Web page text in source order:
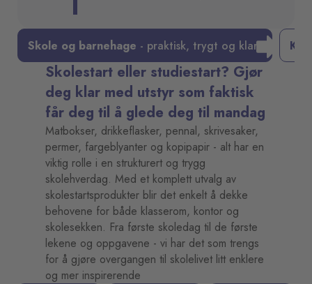
Skole og barnehage - praktisk, trygt og klart
Skolestart eller studiestart? Gjør
deg klar med utstyr som faktisk
får deg til å glede deg til mandag
Matbokser, drikkeflasker, pennal, skrivesaker,
permer, fargeblyanter og kopipapir - alt har en
viktig rolle i en strukturert og trygg
skolehverdag. Med et komplett utvalg av
skolestartsprodukter blir det enkelt å dekke
behovene for både klasserom, kontor og
skolesekken. Fra første skoledag til de første
lekene og oppgavene - vi har det som trengs
for å gjøre overgangen til skolelivet litt enklere
og mer inspirerende